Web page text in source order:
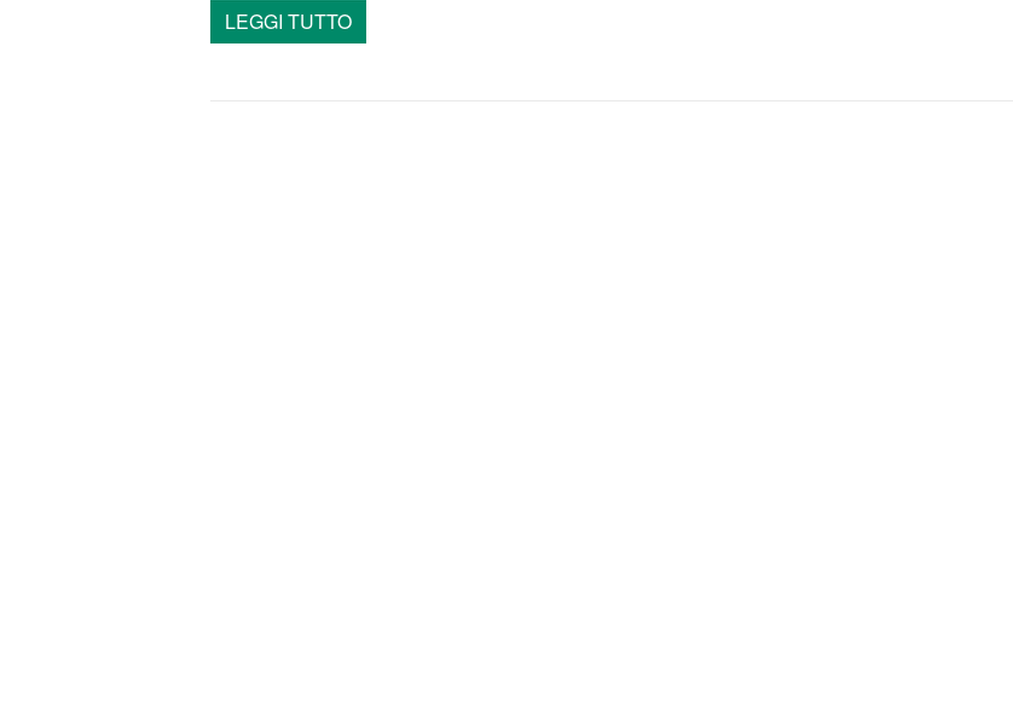
LEGGI TUTTO